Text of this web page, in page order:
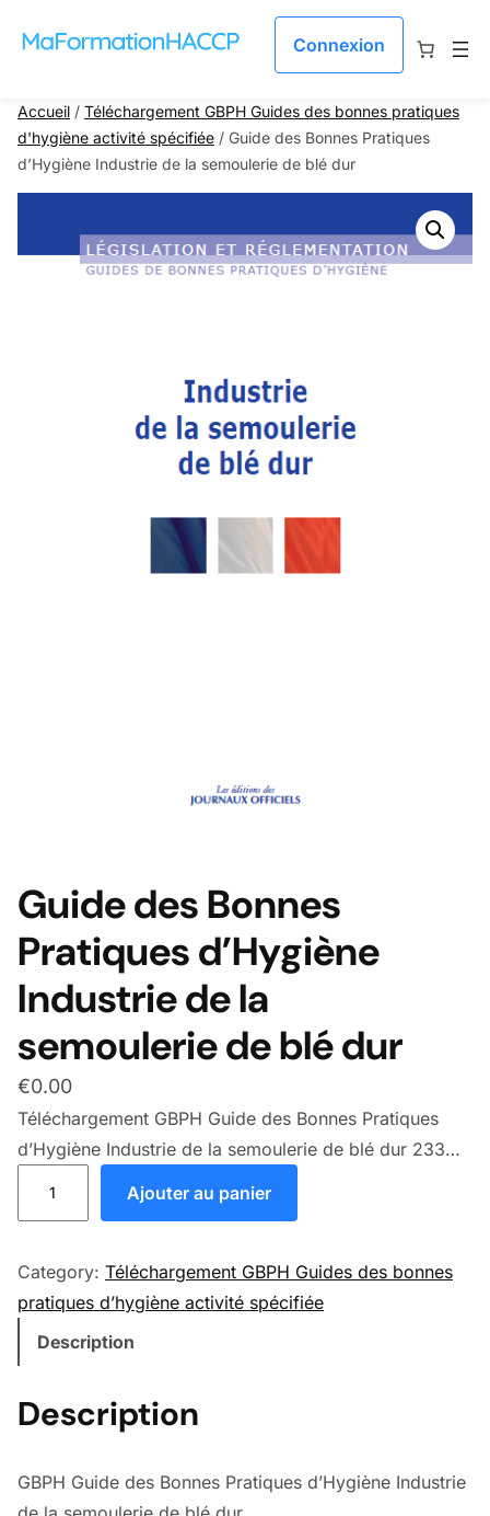
Connexion
Accueil / Téléchargement GBPH Guides des bonnes pratiques
d'hygiène activité spécifiée / Guide des Bonnes Pratiques
d’Hygiène Industrie de la semoulerie de blé dur
Guide des Bonnes
Pratiques d’Hygiène
Industrie de la
semoulerie de blé dur
€0.00
Téléchargement GBPH Guide des Bonnes Pratiques
d’Hygiène Industrie de la semoulerie de blé dur 233
Ajouter au panier
Category: Téléchargement GBPH Guides des bonnes
pratiques d’hygiène activité spécifiée
Description
Description
GBPH Guide des Bonnes Pratiques d’Hygiène Industrie